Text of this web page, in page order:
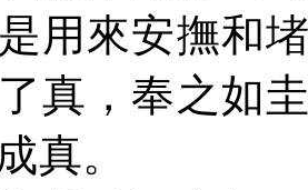
用來安撫和
真，奉之如
真。